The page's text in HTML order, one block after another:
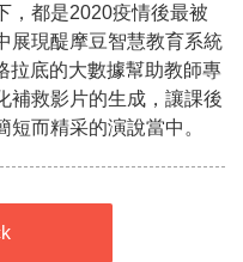
，都是2020疫情後最被
展現醍摩豆智慧教育系統
拉底的大數據幫助教師專
補救影片的生成，讓課後
而精采的演說當中。